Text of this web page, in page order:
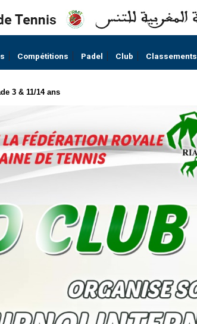
Compétitions Padel Club Classements
3 & 11/14 ans